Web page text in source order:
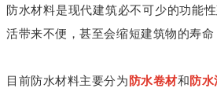
防水材料是现代建筑必不可少的功能
活带来不便，甚至会缩短建筑物的寿
目前防水材料主要分为 防水卷材和防